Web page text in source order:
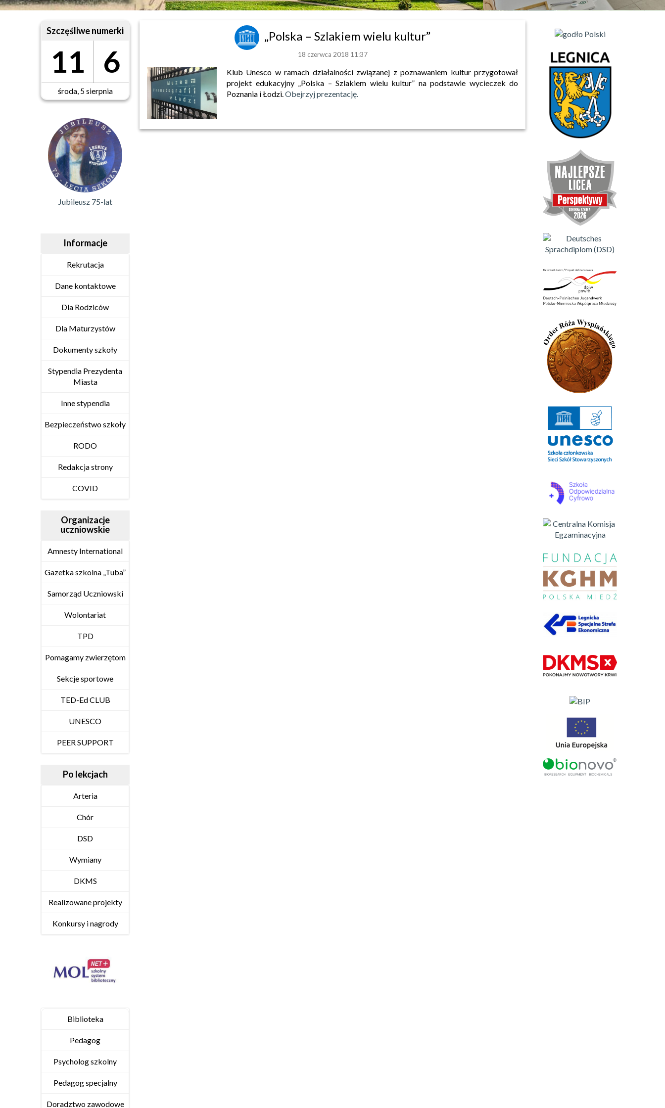
Szczęśliwe numerki
11 6
środa, 5 sierpnia
Jubileusz 75-lat
Informacje
Rekrutacja
Dane kontaktowe
Dla Rodziców
Dla Maturzystów
Dokumenty szkoły
Stypendia Prezydenta
Miasta
Inne stypendia
Bezpieczeństwo szkoły
RODO
Redakcja strony
COVID
Organizacje
uczniowskie
Amnesty International
Gazetka szkolna „Tuba”
Samorząd Uczniowski
Wolontariat
TPD
Pomagamy zwierzętom
Sekcje sportowe
TED-Ed CLUB
UNESCO
PEER SUPPORT
Po lekcjach
Arteria
Chór
DSD
Wymiany
DKMS
Realizowane projekty
Konkursy i nagrody
Biblioteka
Pedagog
Psycholog szkolny
Pedagog specjalny
Doradztwo zawodowe
„Polska – Szlakiem wielu kultur”
18 czerwca 2018 11:37
Klub Unesco w ramach działalności związanej z poznawaniem kultur przygotował
projekt edukacyjny „Polska – Szlakiem wielu kultur” na podstawie wycieczek do
Poznania i Łodzi.Obejrzyj prezentację.